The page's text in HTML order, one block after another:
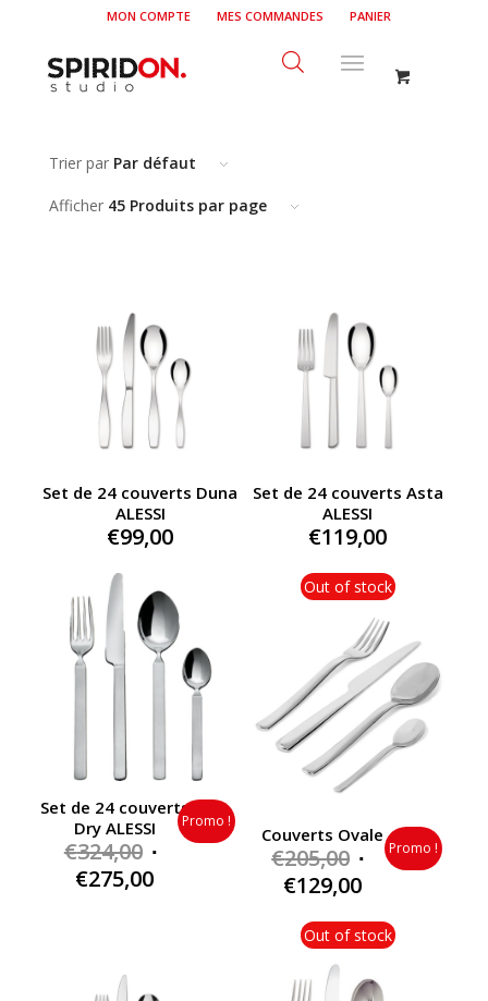
MON COMPTE MES COMMANDES PANIER
Trier par Par défaut
Afficher 45 Produits par page
Set de 24 couverts Duna
ALESSI
€99,00
Set de 24 couverts Asta
ALESSI
€119,00
Set de 24 couverts
Dry ALESSI
€324,00 Original
price
€275,00Current
Promo !
Out of stock
Couverts Ovale
€205,00 Original
price
€205,00.
€129,00Current
is:
Promo !
Out of stock